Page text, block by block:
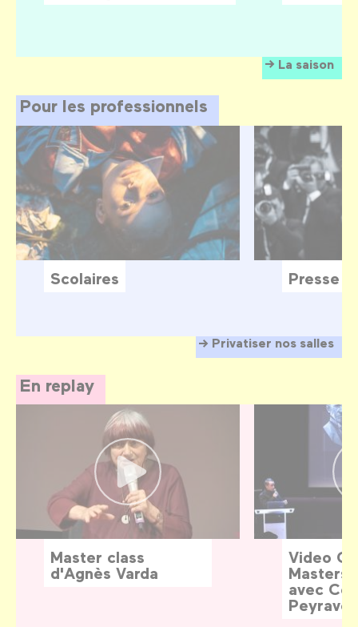
La saison
Pour les professionnels
Privatiser nos salles
Scolaires Presse
En replay
Master class
d'Agnès Varda
Video
avec